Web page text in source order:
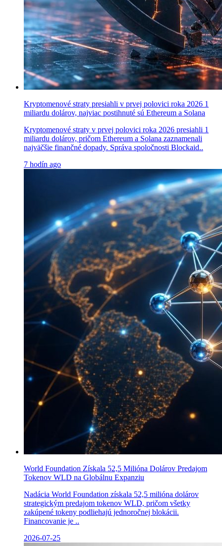
Kryptomenové straty presiahli v prvej polovici roka 2026 1
miliardu dolárov, najviac postihnuté sú Ethereum a Solana
Kryptomenové straty v prvej polovici roka 2026 presiahli 1
miliardu dolárov, pričom Ethereum a Solana zaznamenali
najväčšie finančné dopady. Správa spoločnosti Blockaid..
7 hodín ago
World Foundation Získala 52,5 Milióna Dolárov Predajom
Tokenov WLD na Globálnu Expanziu
Nadácia World Foundation získala 52,5 milióna dolárov
strategickým predajom tokenov WLD, pričom všetky
zakúpené tokeny podliehajú jednoročnej blokácii.
Financovanie je ..
2026-07-25